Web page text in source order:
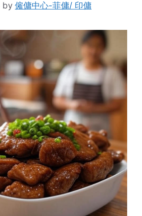
by 僱傭中心-菲傭/ 印傭